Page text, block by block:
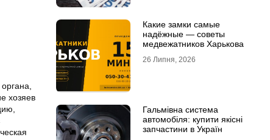
хозяев
Какие замки самые
надёжные — советы
медвежатников Харькова
26 Липня, 2026
Гальмівна система
автомобіля: купити якісні
запчастини в Україн